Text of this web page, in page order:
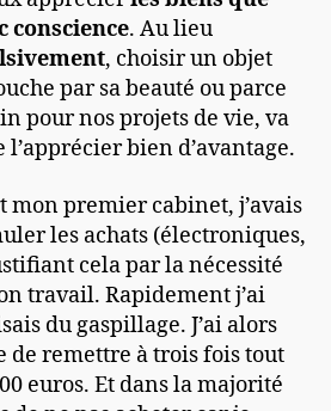
conscience. Au lieu
, choisir un objet
par sa beauté ou parce
pour nos projets de vie, va
bien d’avantage.
mon premier cabinet, j’avais
les achats (électroniques,
cela par la nécessité
travail. Rapidement j’ai
du gaspillage. J’ai alors
de remettre à trois fois tout
euros. Et dans la majorité